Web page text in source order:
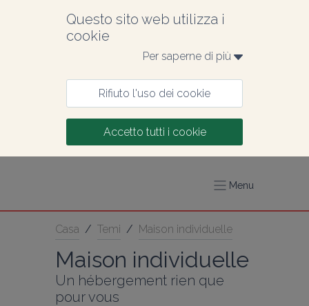
Questo sito web utilizza i
cookie
Per saperne di più
Rifiuto l'uso dei cookie
Accetto tutti i cookie
Menu
Casa / Temi / Maison individuelle
Maison individuelle
Un hébergement rien que
pour vous